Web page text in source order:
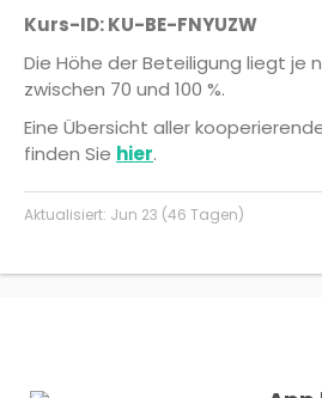
Kurs-ID: KU-BE-FNYUZW
Die Höhe der Beteiligung liegt je
zwischen 70 und 100 %.
Eine Übersicht aller
finden Sie hier.
Aktualisiert: Jun 23 (46 Tagen)